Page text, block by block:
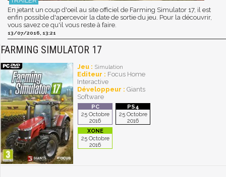
En jetant un coup d'oeil au site officiel de Farming Simulator 17, il est
enfin possible d'apercevoir la date de sortie du jeu. Pour la découvrir,
vous savez ce qu'il vous reste à faire.
13/07/2016, 13:21
FARMING SIMULATOR 17
Jeu : Simulation
Editeur : Focus Home
Interactive
Développeur : Giants
Software
25 Octobre
2016
25 Octobre
2016
25 Octobre
2016